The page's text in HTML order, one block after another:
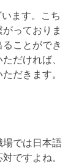
ます。こち
っておりま
ことができ
だければ、
だきます。
場では日本語
ですよね。